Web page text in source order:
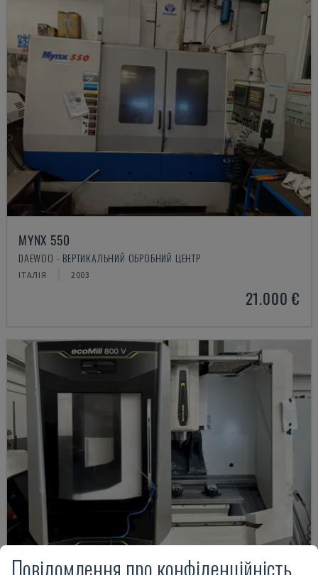
MYNX 550
DAEWOO - ВЕРТИКАЛЬНИЙ ОБРОБНИЙ ЦЕНТР
ІТАЛІЯ 2003
21.000 €
Повідомлення про конфіденційність